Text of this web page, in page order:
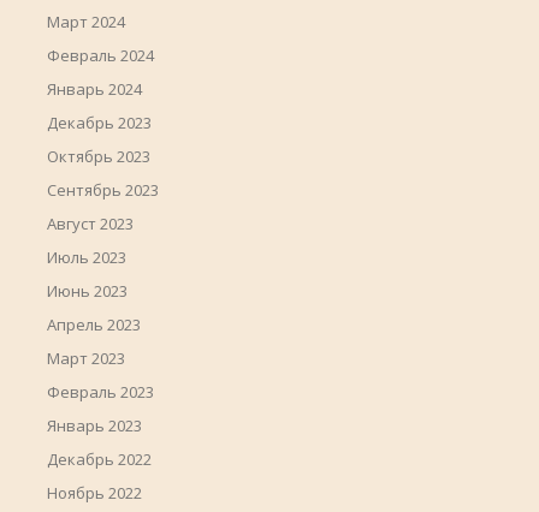
Март 2024
Февраль 2024
Январь 2024
Декабрь 2023
Октябрь 2023
Сентябрь 2023
Август 2023
Июль 2023
Июнь 2023
Апрель 2023
Март 2023
Февраль 2023
Январь 2023
Декабрь 2022
Ноябрь 2022